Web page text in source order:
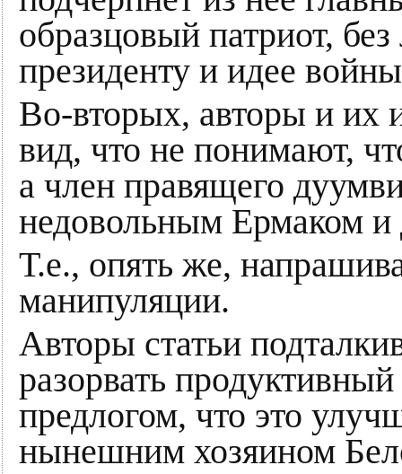
образцовый патриот,
президенту и идее
Во-вторых, авторы и их
вид, что не понимают,
а член правящего
недовольным Ермаком
Т.е., опять же,
манипуляции.
Авторы статьи
разорвать
предлогом, что это
нынешним хозяином